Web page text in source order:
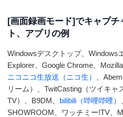
[画面録画モード]でキャプチ
ト、アプリの例
Windowsデスクトップ、Windows
Explorer、Google Chrome、
ニコニコ生放送（ニコ生）
、
リーム）、TwitCasting（ツイキャ
TV）、B9DM、 bilibili（哔哩哔哩）
SHOWROOM、ワッチミー!TV、